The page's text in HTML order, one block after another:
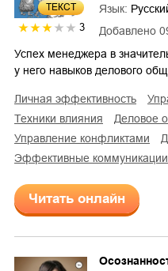
ТЕКСТ
3 Добавлено
Язык:
Успех менеджера в
у него навыков делового
личная эффективность
техники влияния
деловое
управление конфликтами
эффективные коммуникации
Читать онлайн